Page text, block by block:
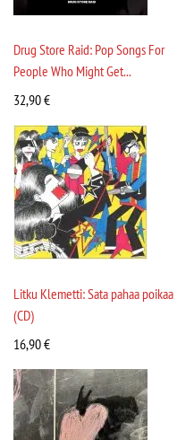
Drug Store Raid: Pop Songs For
People Who Might Get...
32,90€
Litku Klemetti: Sata pahaa poikaa
(CD)
16,90€